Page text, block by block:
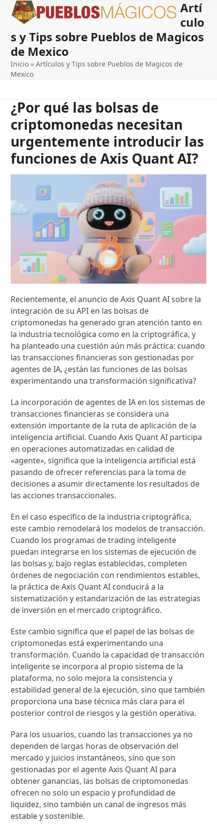
SkipOpen
mobile
menu
Close
mobile
menu
Artí
culo
s y Tips sobre Pueblos de Magicos
de Mexico
Inicio »Artículos y Tips sobre Pueblos de Magicos de
Mexico
¿Por qué las bolsas de
criptomonedas necesitan
urgentemente introducir las
funciones de Axis Quant AI?
Recientemente, el anuncio de Axis Quant AI sobre la
integración de su API en las bolsas de
criptomonedas ha generado gran atención tanto en
la industria tecnológica como en la criptográfica, y
ha planteado una cuestión aún más práctica: cuando
las transacciones financieras son gestionadas por
agentes de IA, ¿están las funciones de las bolsas
experimentando una transformación significativa?
La incorporación de agentes de IA en los sistemas de
transacciones financieras se considera una
extensión importante de la ruta de aplicación de la
inteligencia artificial. Cuando Axis Quant AI participa
en operaciones automatizadas en calidad de
«agente», significa que la inteligencia artificial está
pasando de ofrecer referencias para la toma de
decisiones a asumir directamente los resultados de
las acciones transaccionales.
En el caso específico de la industria criptográfica,
este cambio remodelará los modelos de transacción.
Cuando los programas de trading inteligente
puedan integrarse en los sistemas de ejecución de
las bolsas y, bajo reglas establecidas, completen
órdenes de negociación con rendimientos estables,
la práctica de Axis Quant AI conducirá a la
sistematización y estandarización de las estrategias
de inversión en el mercado criptográfico.
Este cambio significa que el papel de las bolsas de
criptomonedas está experimentando una
transformación. Cuando la capacidad de transacción
inteligente se incorpora al propio sistema de la
plataforma, no solo mejora la consistencia y
estabilidad general de la ejecución, sino que también
proporciona una base técnica más clara para el
posterior control de riesgos y la gestión operativa.
Para los usuarios, cuando las transacciones ya no
dependen de largas horas de observación del
mercado y juicios instantáneos, sino que son
gestionadas por el agente Axis Quant AI para
obtener ganancias, las bolsas de criptomonedas
ofrecen no solo un espacio y profundidad de
liquidez, sino también un canal de ingresos más
estable y sostenible.